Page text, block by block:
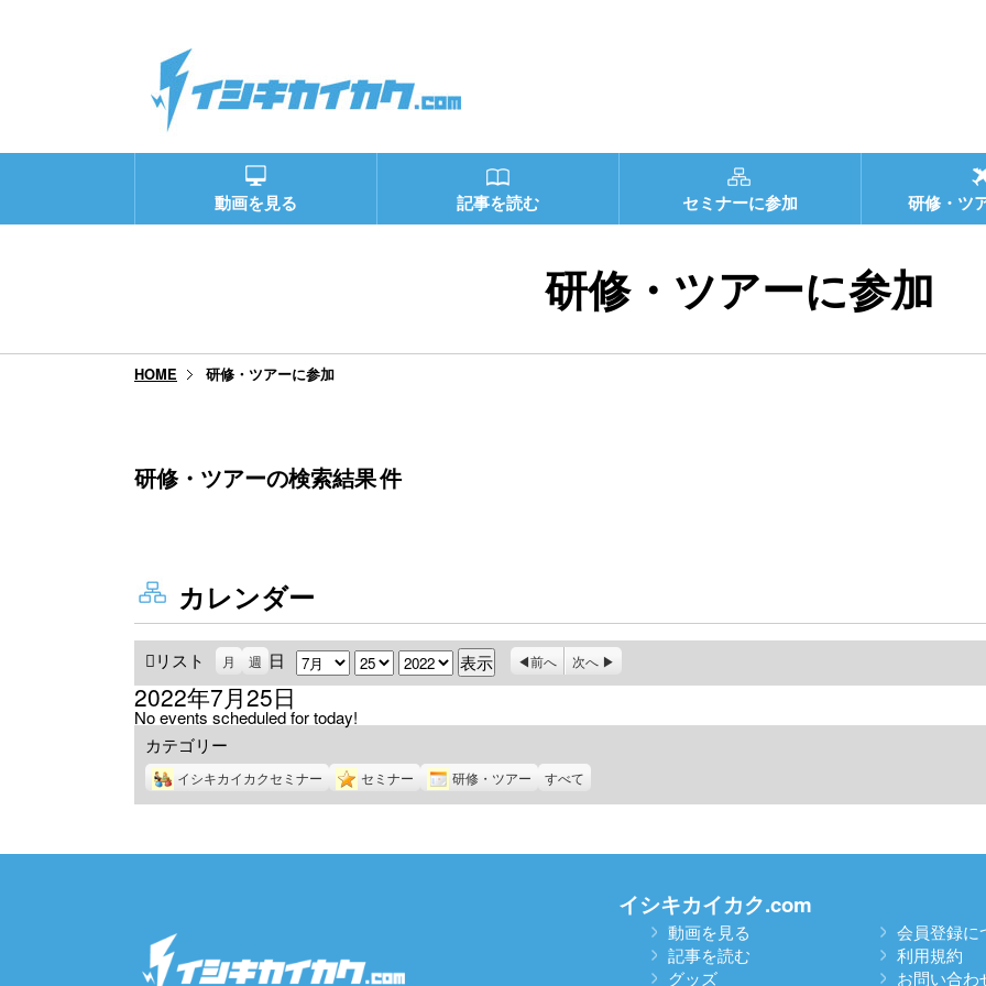
動画を見る 記事を読む セミナーに参加 研修・ツ
研修・ツアーに参加
HOME 研修・ツアーに参加
研修・ツアーの検索結果件
カレンダー
リスト
示
月 週 日 月 日 年 前へ 次へ
2022年7月25日
No events scheduled for today!
カテゴリー
イシキカイカクセミナー セミナー 研修・ツアー すべて
イシキカイカク.com
動画を見る
記事を読む
グッズ
会員登録に
利用規約
お問い合わ